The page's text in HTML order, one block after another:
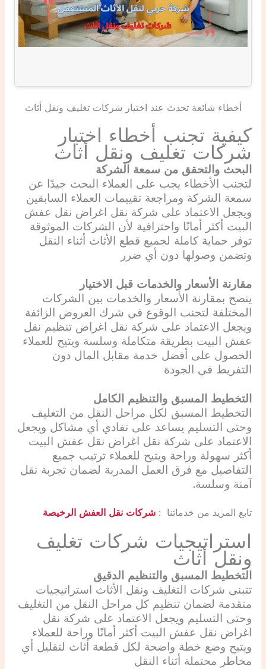
أخطاء شائعة تحدث عند اختيار شركات تغليف ونقل أثاث
كيفية تجنب أخطاء اختيار
شركات تغليف ونقل أثاث
البحث والتحقق من سمعة الشركة
لتجنب الأخطاء يجب على العملاء البحث جيدًا عن
سمعة الشركة ومراجعة تقييمات العملاء السابقين
ويجعل الاعتماد على شركة نقل اغراض نقل عفش
البيت أكثر أمانًا واحترافية لأن الشركات الموثوقة
توفر حماية كاملة لجميع قطع الأثاث أثناء النقل
وتضمن وصولها دون أي ضرر
مقارنة الأسعار والخدمات قبل الاختيار
ينصح بمقارنة الأسعار والخدمات بين الشركات
المختلفة لتجنب الوقوع في شرك العروض الزائفة
ويجعل الاعتماد على شركة نقل اغراض تنظيم نقل
عفش البيت بطريقة متكاملة وسلسة ويتيح للعملاء
الحصول على أفضل خدمة مقابل المال دون
التفريط في الجودة
التخطيط المسبق والتنظيم الكامل
التخطيط المسبق لكل مراحل النقل من التغليف
وحتى التسليم يساعد على تفادي أي مشاكل ويجعل
الاعتماد على شركة نقل اغراض نقل عفش البيت
أكثر سهولة وراحة ويتيح للعملاء ترتيب جميع
التفاصيل مع فرق العمل المدربة لضمان تجربة نقل
آمنة وسلسة.
تابع المزيد من خدماتنا : شركات نقل العفش الرخيصة
استراتيجيات شركات تغليف
ونقل أثاث
التخطيط المسبق والتنظيم الدقيق
تتبنى شركات التغليف ونقل الأثاث استراتيجيات
متقدمة لضمان تنظيم كل مراحل النقل من التغليف
وحتى التسليم ويجعل الاعتماد على شركة نقل
اغراض نقل عفش البيت أكثر أمانًا وراحة للعملاء
ويتيح وضع خطة واضحة لكل قطعة أثاث لتقليل أي
مخاطر محتملة أثناء النقل